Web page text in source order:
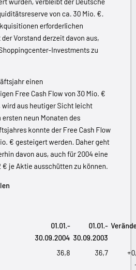
von ca. 30 Mio. €.
erforderlichen
Vorstand derzeit davon aus,
Investments zu
einen
Free Cash Flow von 30 Mio. €
aus heutiger Sicht leicht
neun Monaten des
konnte der Free Cash Flow
€ gesteigert werden. Daher geht
davon aus, auch für 2004 eine
€ je Aktie ausschütten zu können.
01.01.-
30.09.2004
01.01.-
30.09.2003
36,8 36,7